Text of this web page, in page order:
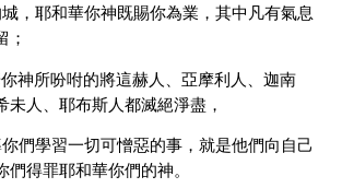
，耶和華你神既賜你為業，其中凡有氣息
；
神所吩咐的將這赫人、亞摩利人、迦南
未人、耶布斯人都滅絕淨盡，
們學習一切可憎惡的事，就是他們向自己
得罪耶和華你們的神。